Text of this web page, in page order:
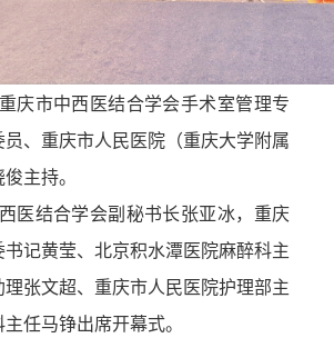
庆市中西医结合学会手术室管理专
、重庆市人民医院（重庆大学附属
主持。
医结合学会副秘书长张亚冰，重庆
记黄莹、北京积水潭医院麻醉科主
张文超、重庆市人民医院护理部主
任马铮出席开幕式。